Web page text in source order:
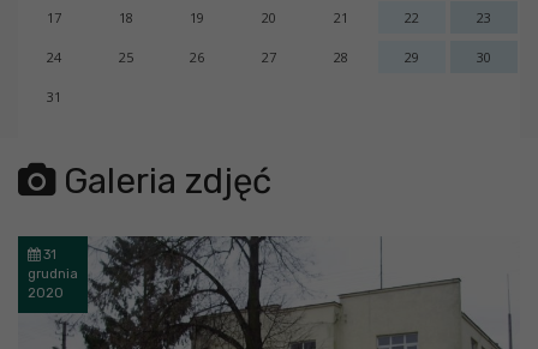
17 18 19 20 21 22 23
24 25 26 27 28 29 30
31
error getting json:
Galeria zdjęć
31
grudnia
2020